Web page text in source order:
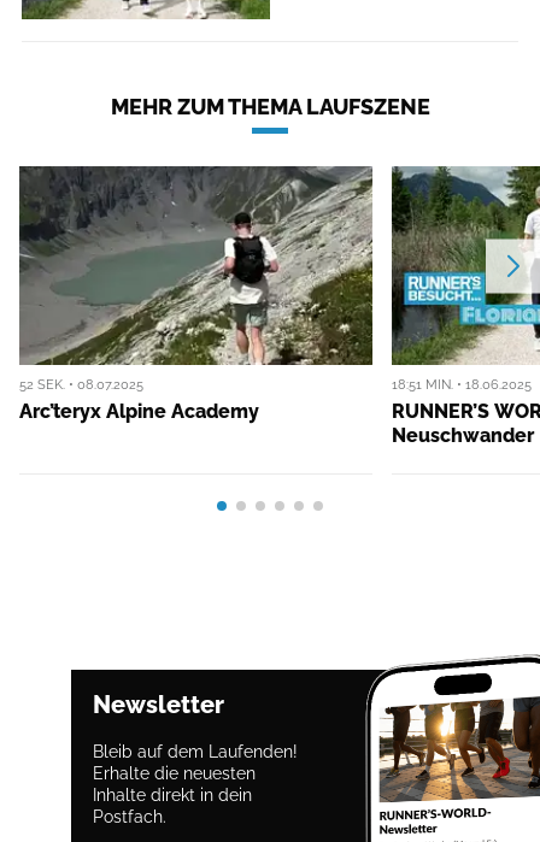
MEHR ZUM THEMA LAUFSZENE
52 SEK. • 08.07.2025
Arc’teryx Alpine Academy
18:51 MIN. • 18.06.2025
RUNNER’S
Neuschwander
Newsletter
Bleib auf dem Laufenden!
Erhalte die neuesten
Inhalte direkt in dein
Postfach.